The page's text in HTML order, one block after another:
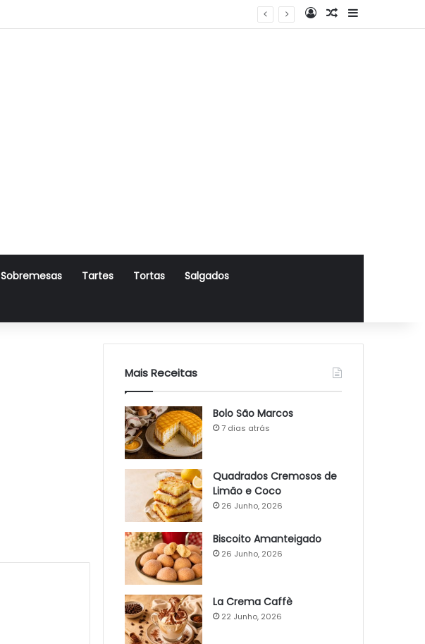
Log InArtigo Aleatório
Sidebar
Sobremesas Tartes Tortas Salgados
Mais Receitas
Bolo São Marcos
7 dias atrás
Quadrados Cremosos de
Limão e Coco
26 Junho, 2026
Biscoito Amanteigado
26 Junho, 2026
La Crema Caffè
22 Junho, 2026